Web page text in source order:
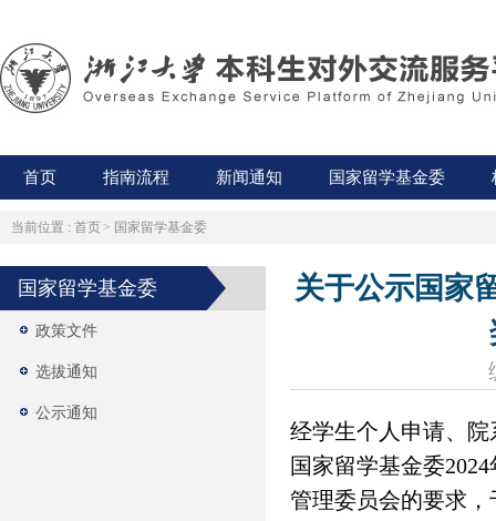
首页 指南流程 新闻通知 国家留学基金委
当前位置 : 首页 > 国家留学基金委
国家留学基金委
政策文件
选拔通知
公示通知
关于公示国家
经学生个人申请、
国家留学基金委
管理委员会的要求，